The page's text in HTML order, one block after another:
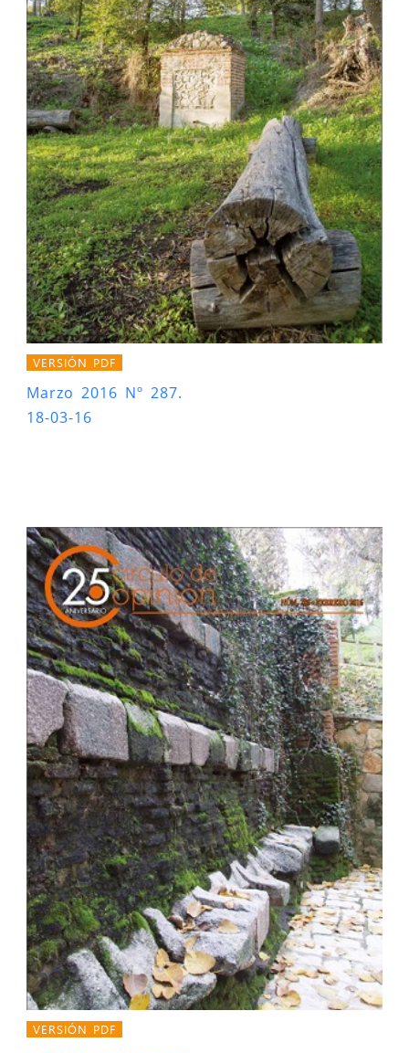
VERSIÓN PDF
Marzo 2016 Nº 287.
18-03-16
VERSIÓN PDF